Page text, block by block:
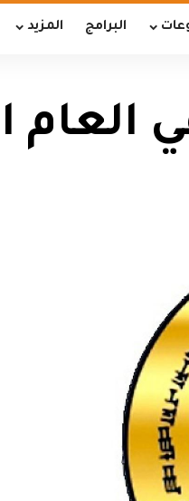
البرامج المزيد
العام